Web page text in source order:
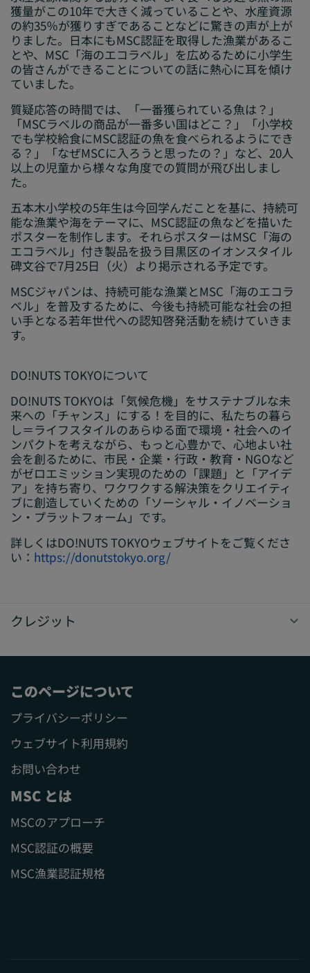
獲量がこの10年で大きく減っていることや、水産資源
の約35％が獲りすぎであることなどに驚きの声が上が
りました。日本にもMSC認証を取得した漁業があるこ
とや、MSC「海のエコラベル」を広めるために小学生
の皆さんができることについての話に熱心に耳を傾け
ていました。
質疑応答の時間では、「一番獲られている魚は？」
「MSCラベルの商品が一番多い国はどこ？」「小学校
でも学校給食にMSC認証の魚を食べられるようにでき
る？」「なぜMSCに入ろうと思ったの？」など、20人
以上の児童から様々な角度での質問が飛び出しまし
た。
五本木小学校の5年生は今回学んだことを基に、持続可
能な漁業や海をテーマに、MSC認証の魚などを描いた
ポスターを制作します。それらポスターはMSC「海の
エコラベル」付き製品を扱う目黒区のイオンスタイル
碑文谷で7月25日（火）より掲示される予定です。
MSCジャパンは、持続可能な漁業とMSC「海のエコラ
ベル」を普及するために、今後も持続可能な社会の担
い手となる若年世代への認知啓発活動を続けていきま
す。
DO!NUTS TOKYOについて
DO!NUTS TOKYOは「気候危機」をサステナブルな未
来への「チャンス」にする！を目的に、私たちの暮ら
し＝ライフスタイルのあらゆる面で環境・社会へのイ
ンパクトを考えながら、もっと心豊かで、心地よい社
会を創るために、市民・企業・行政・教育・NGOなど
がゼロエミッション実現のための「課題」と「アイデ
ア」を持ち寄り、ワクワクする解決策をクリエイティ
ブに創造していくための「ソーシャル・イノベーショ
ン・プラットフォーム」です。
詳しくはDO!NUTS TOKYOウェブサイトをご覧くださ
い： https://donutstokyo.org/
クレジット
このページについて
プライバシーポリシー
ウェブサイト利用規約
お問い合わせ
MSC とは
MSCのアプローチ
MSC認証の概要
MSC漁業認証規格